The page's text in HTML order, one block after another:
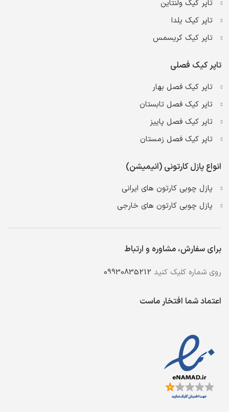
تاپر کیک ولنتاین
تاپر کیک یلدا
تاپر کیک کریسمس
تاپر کیک فصلی
تاپر کیک فصل بهار
تاپر کیک فصل تابستان
تاپر کیک فصل پاییز
تاپر کیک فصل زمستان
انواع پازل کارتونی (انیمیشن)
پازل چوبی کارتون های ایرانی
پازل چوبی کارتون های خارجی
برای سفارش، مشاوره و ارتباط
روی شماره کلیک کنید 09930835212
اعتماد شما افتخار ماست